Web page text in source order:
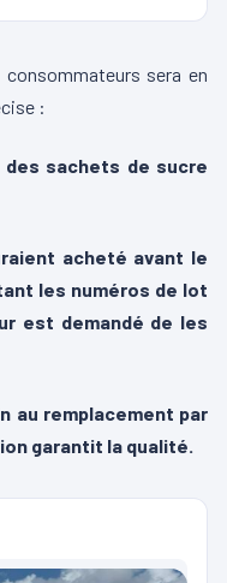
sera en
:
des sachets de sucre
acheté avant le
les numéros de lot
est demandé de les
au remplacement par
garantit la qualité.